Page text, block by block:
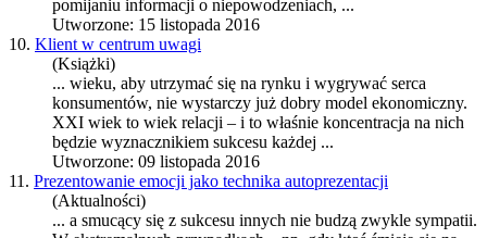
pomijaniu informacji o niepowodzeniach, ...
Utworzone: 15 listopada 2016
10. Klient w centrum uwagi
(Książki)
... wieku, aby utrzymać się na rynku i wygrywać serca
konsumentów, nie wystarczy już dobry model ekonomiczny.
XXI wiek to wiek relacji – i to właśnie koncentracja na nich
będzie wyznacznikiem sukcesu każdej ...
Utworzone: 09 listopada 2016
11. Prezentowanie emocji jako technika autoprezentacji
(Aktualności)
... a smucący się z sukcesu innych nie budzą zwykle sympatii.